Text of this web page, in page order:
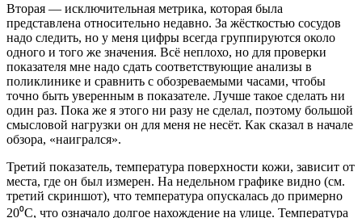
Вторая — исключительная метрика, которая была
представлена относительно недавно. За жёсткостью сосудов
надо следить, но у меня цифры всегда группируются около
одного и того же значения. Всё неплохо, но для проверки
показателя мне надо сдать соответствующие анализы в
поликлинике и сравнить с обозреваемыми часами, чтобы
точно быть уверенным в показателе. Лучше такое сделать ни
один раз. Пока же я этого ни разу не сделал, поэтому большой
смысловой нагрузки он для меня не несёт. Как сказал в начале
обзора, «наигрался».
Третий показатель, температура поверхности кожи, зависит от
места, где он был измерен. На недельном графике видно (см.
третий скриншот), что температура опускалась до примерно
20⁰C, что означало долгое нахождение на улице. Температура